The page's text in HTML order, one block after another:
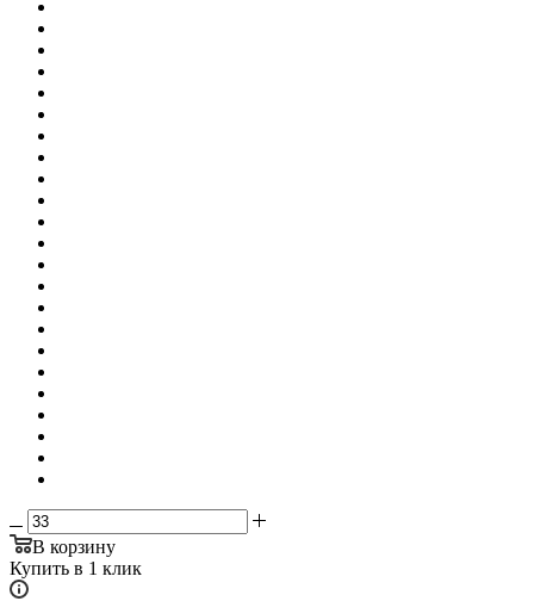
В корзину
Купить в 1 клик